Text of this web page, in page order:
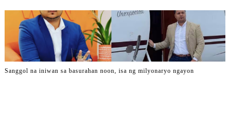
Sanggol na iniwan sa basurahan noon, isa ng milyonaryo ngayon